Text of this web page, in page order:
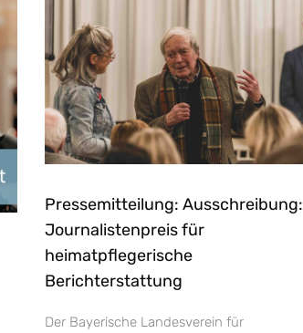
Pressemitteilung: Ausschreibung:
Journalistenpreis für
heimatpflegerische
Berichterstattung
Der Bayerische Landesverein für